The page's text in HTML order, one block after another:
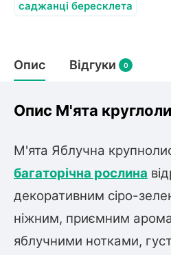
Мушмула
Алича
Айва
Смородина
Ірга
Ківі
Платан
Декоративні кущі
Рододендрон
Вейгела
Барбарис
Пухироплідник
Спірея
Азалія
Дерен
Штамбові троянди
Кріплення
Садова техніка
Граблі тракторні
Картоплесаджалки
Сажалки для чеснока
Роторні косарки
Навантажувачі
саджанці бересклета
Опис Відгуки 0
Опис М'ята
М'ята Яблучна
багаторічна рослина
декоративним сіро-
ніжним, приємним
яблучними нотками,